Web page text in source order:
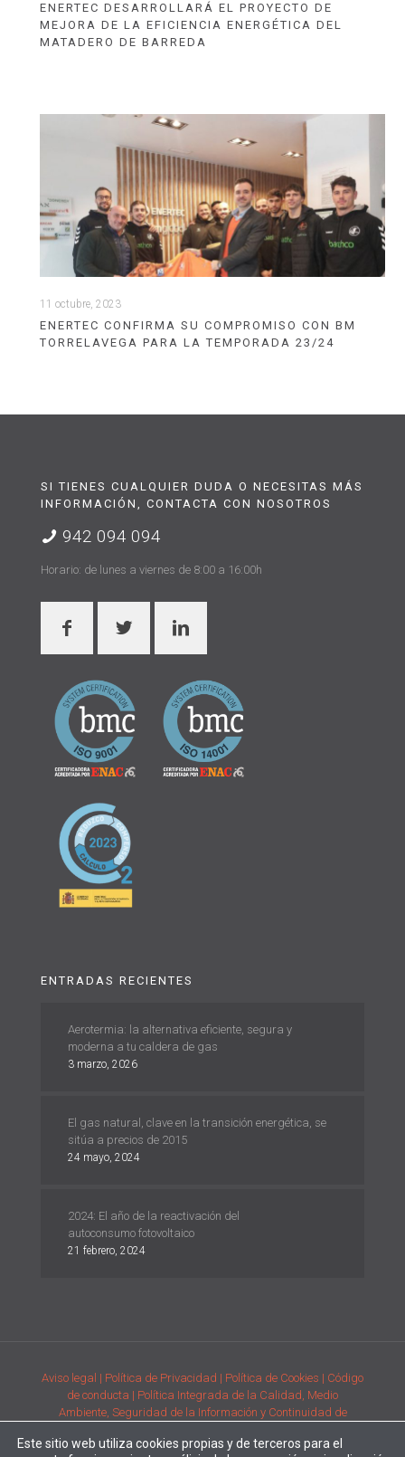
ENERTEC DESARROLLARÁ EL PROYECTO DE
MEJORA DE LA EFICIENCIA ENERGÉTICA DEL
MATADERO DE BARREDA
11 octubre, 2023
ENERTEC CONFIRMA SU COMPROMISO CON BM
TORRELAVEGA PARA LA TEMPORADA 23/24
SI TIENES CUALQUIER DUDA O NECESITAS MÁS
INFORMACIÓN, CONTACTA CON NOSOTROS
942 094 094
Horario: de lunes a viernes de 8:00 a 16:00h
ENTRADAS RECIENTES
Aerotermia: la alternativa eficiente, segura y
moderna a tu caldera de gas
3 marzo, 2026
El gas natural, clave en la transición energética, se
sitúa a precios de 2015
24 mayo, 2024
2024: El año de la reactivación del
autoconsumo fotovoltaico
21 febrero, 2024
Aviso legal | Política de Privacidad | Política de Cookies | Código
de conducta | Política Integrada de la Calidad, Medio
Ambiente, Seguridad de la Información y Continuidad de
de productos| Comunicación de requisitos ambientales y de
Este sitio web utiliza cookies propias y de terceros para el